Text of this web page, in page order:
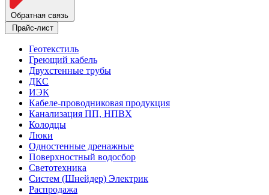
Обратная связь
Прайс-лист
Геотекстиль
Греющий кабель
Двухстенные трубы
ДКС
ИЭК
Кабеле-проводниковая продукция
Канализация ПП, НПВХ
Колодцы
Люки
Одностенные дренажные
Поверхностный водосбор
Светотехника
Систем (Шнейдер) Электрик
Распродажа